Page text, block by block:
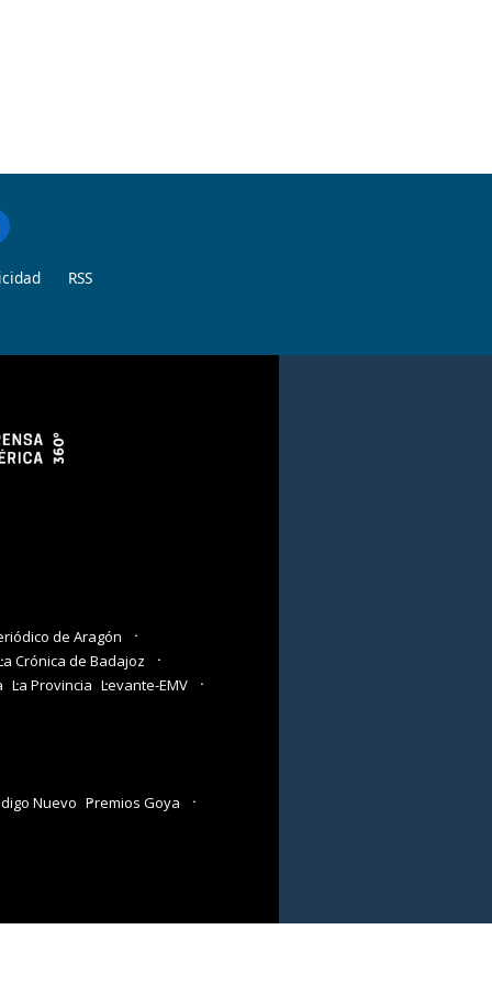
RSS
de Aragón
Crónica de Badajoz
La Provincia Levante-EMV
Nuevo Premios Goya